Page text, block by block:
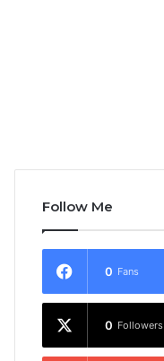
Follow Me
0 Fans
0 Followers